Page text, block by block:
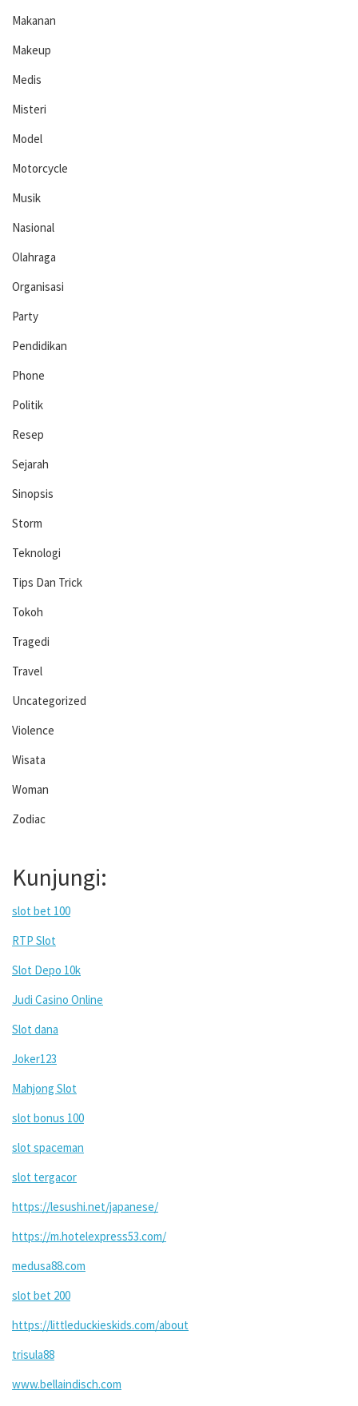
Makanan
Makeup
Medis
Misteri
Model
Motorcycle
Musik
Nasional
Olahraga
Organisasi
Party
Pendidikan
Phone
Politik
Resep
Sejarah
Sinopsis
Storm
Teknologi
Tips Dan Trick
Tokoh
Tragedi
Travel
Uncategorized
Violence
Wisata
Woman
Zodiac
Kunjungi:
slot bet 100
RTP Slot
Slot Depo 10k
Judi Casino Online
Slot dana
Joker123
Mahjong Slot
slot bonus 100
slot spaceman
slot tergacor
https://lesushi.net/japanese/
https://m.hotelexpress53.com/
medusa88.com
slot bet 200
https://littleduckieskids.com/about
trisula88
www.bellaindisch.com